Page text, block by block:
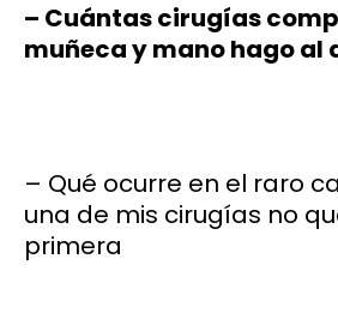
– Cuántas cirugías
muñeca y mano hago al
– Qué ocurre en el raro
una de mis cirugías no
primera